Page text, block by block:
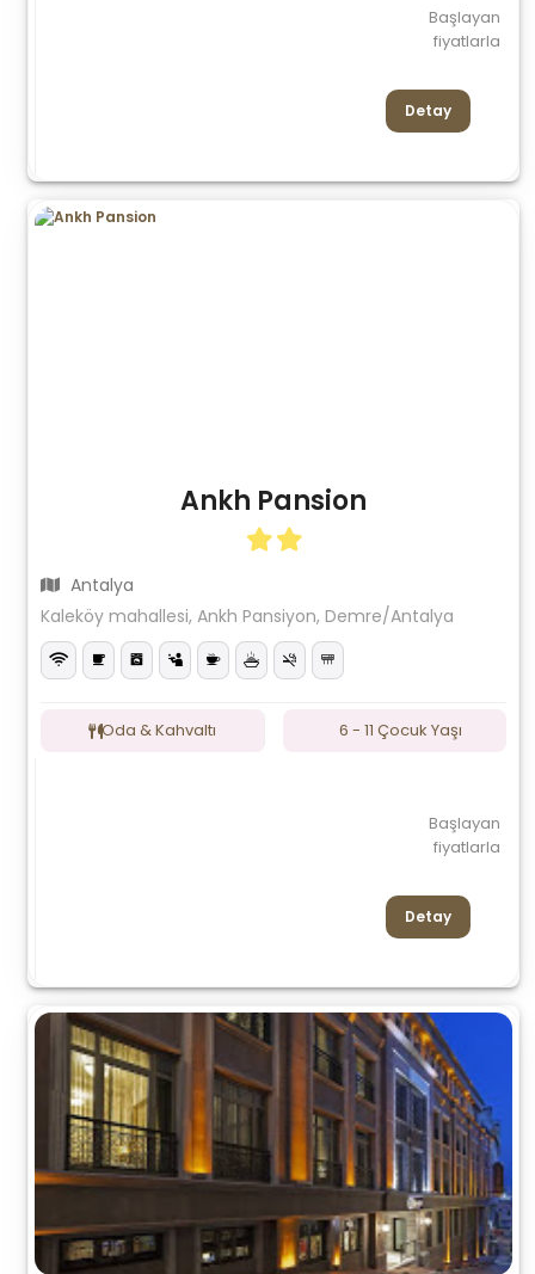
Başlayan
fiyatlarla
Detay
Ankh Pansion
Antalya
Kaleköy mahallesi, Ankh Pansiyon, Demre/Antalya
Oda & Kahvaltı 6 - 11 Çocuk Yaşı
Başlayan
fiyatlarla
Detay